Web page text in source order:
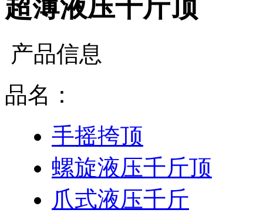
超薄液压千斤顶
产品信息
品名：
手摇挎顶
螺旋液压千斤顶
爪式液压千斤